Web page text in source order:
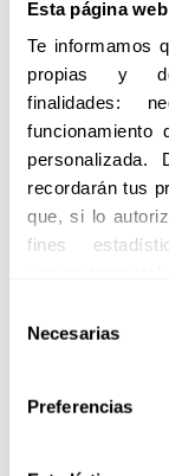
Esta página
Te informamos
propias y
finalidades:
recordarán tus
que, si lo
fines
publicidad,
Necesarias
Preferencias
Ofrecemos